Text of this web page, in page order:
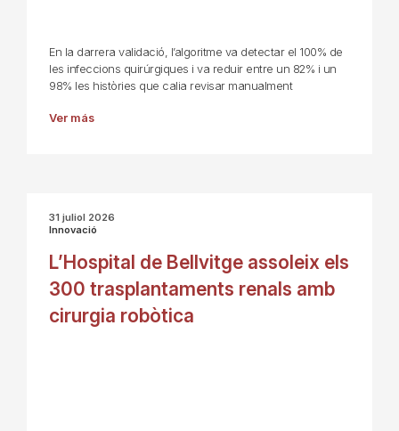
En la darrera validació, l’algoritme va detectar el 100% de
les infeccions quirúrgiques i va reduir entre un 82% i un
98% les històries que calia revisar manualment
Ver más
31 juliol 2026
Innovació
L’Hospital de Bellvitge assoleix els
300 trasplantaments renals amb
cirurgia robòtica